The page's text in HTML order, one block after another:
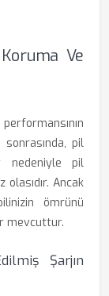
Koruma Ve
pil
nedeniyle pil
olasıdır. Ancak
ömrünü
mevcuttur.
Şarjın